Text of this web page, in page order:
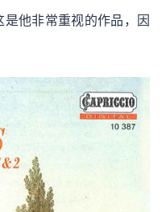
他非常重视的作品，因